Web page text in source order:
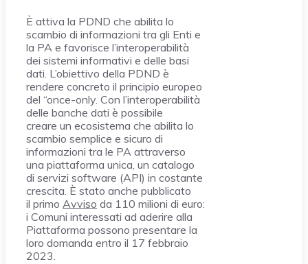
È attiva la PDND che abilita lo
scambio di informazioni tra gli Enti e
la PA e favorisce l’interoperabilità
dei sistemi informativi e delle basi
dati. L’obiettivo della PDND è
rendere concreto il principio europeo
del “once-only. Con l’interoperabilità
delle banche dati è possibile
creare un ecosistema che abilita lo
scambio semplice e sicuro di
informazioni tra le PA attraverso
una piattaforma unica, un catalogo
di servizi software (API) in costante
crescita. È stato anche pubblicato
il primo Avviso da 110 milioni di euro:
i Comuni interessati ad aderire alla
Piattaforma possono presentare la
loro domanda entro il 17 febbraio
2023.